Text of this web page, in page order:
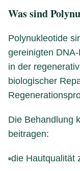
Was sind
Polynukleotide
gereinigten
in der
biologischer
Die Behandlung
beitragen:
die Hautqualität